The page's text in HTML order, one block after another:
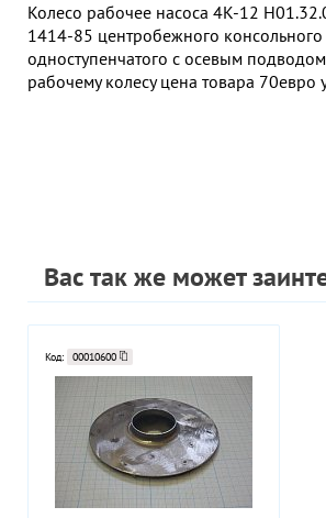
Колесо рабочее насоса 4К-12
1414-85 центробежного консольного
одноступенчатого с осевым
рабочему колесу цена товара 70евро
Вас так же может
Код: 00010600